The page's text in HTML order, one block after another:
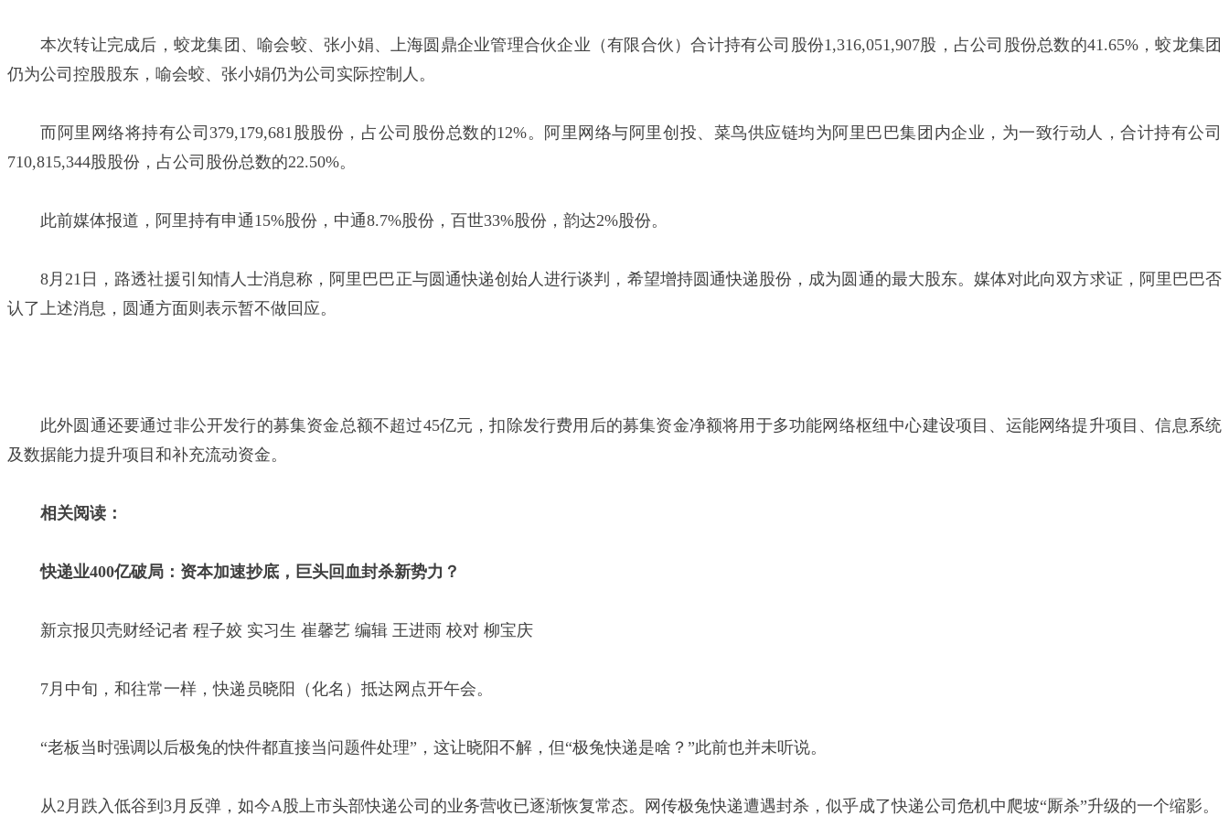
本次转让完成后，蛟龙集团、喻会蛟、张小娟、上海圆鼎企业管理合伙企业（有限合伙）合计持有公司股份1,316,051,907股，占公司股份总数的41.65%，蛟龙集团
仍为公司控股股东，喻会蛟、张小娟仍为公司实际控制人。
而阿里网络将持有公司379,179,681股股份，占公司股份总数的12%。阿里网络与阿里创投、菜鸟供应链均为阿里巴巴集团内企业，为一致行动人，合计持有公司
710,815,344股股份，占公司股份总数的22.50%。
此前媒体报道，阿里持有申通15%股份，中通8.7%股份，百世33%股份，韵达2%股份。
8月21日，路透社援引知情人士消息称，阿里巴巴正与圆通快递创始人进行谈判，希望增持圆通快递股份，成为圆通的最大股东。媒体对此向双方求证，阿里巴巴否
认了上述消息，圆通方面则表示暂不做回应。
此外圆通还要通过非公开发行的募集资金总额不超过45亿元，扣除发行费用后的募集资金净额将用于多功能网络枢纽中心建设项目、运能网络提升项目、信息系统
及数据能力提升项目和补充流动资金。
相关阅读：
快递业400亿破局：资本加速抄底，巨头回血封杀新势力？
新京报贝壳财经记者 程子姣 实习生 崔馨艺 编辑 王进雨 校对 柳宝庆
7月中旬，和往常一样，快递员晓阳（化名）抵达网点开午会。
“老板当时强调以后极兔的快件都直接当问题件处理”，这让晓阳不解，但“极兔快递是啥？”此前也并未听说。
从2月跌入低谷到3月反弹，如今A股上市头部快递公司的业务营收已逐渐恢复常态。网传极兔快递遭遇封杀，似乎成了快递公司危机中爬坡“厮杀”升级的一个缩影。